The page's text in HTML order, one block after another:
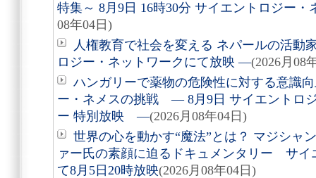
特集～ 8月9日 16時30分 サイエントロジー・
08年04日)
人権教育で社会を変える ネパールの活動
ロジー・ネットワークにて放映 ―(2026月08
ハンガリーで薬物の危険性に対する意識
ー・ネメスの挑戦 ― 8月9日 サイエントロ
ー 特別放映 ―(2026月08年04日)
世界の心を動かす“魔法”とは？ マジシャ
ァー氏の素顔に迫るドキュメンタリー サイ
て8月5日20時放映(2026月08年04日)